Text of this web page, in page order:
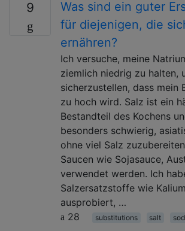
9
Was sind ein guter
für diejenigen, die
ernähren?
Ich versuche, meine
ziemlich niedrig zu halten,
sicherzustellen, dass mein
zu hoch wird. Salz ist ein
Bestandteil des Kochens
besonders schwierig,
ohne viel Salz
Saucen wie Sojasauce,
verwendet werden. Ich
Salzersatzstoffe wie
ausprobiert, …
28
substitutions salt